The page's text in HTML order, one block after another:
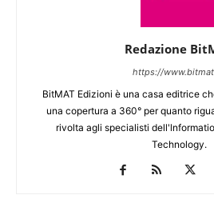
Redazione
https://
BitMAT Edizioni è una casa editrice
una copertura a 360° per quanto
rivolta agli specialisti
Technology.